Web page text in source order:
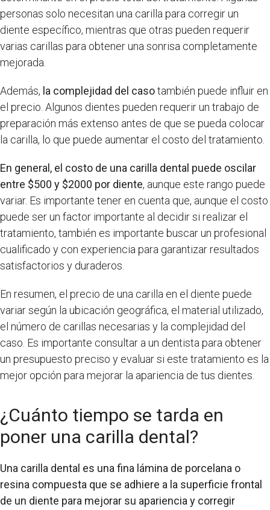
personas solo necesitan una carilla para corregir un
diente específico, mientras que otras pueden requerir
varias carillas para obtener una sonrisa completamente
mejorada.
Además, la complejidad del casotambién puede influir en
el precio. Algunos dientes pueden requerir un trabajo de
preparación más extenso antes de que se pueda colocar
la carilla, lo que puede aumentar el costo del tratamiento.
En general, el costo de una carilla dental puede oscilar
entre $500 y $2000 por diente, aunque este rango puede
variar. Es importante tener en cuenta que, aunque el costo
puede ser un factor importante al decidir si realizar el
tratamiento, también es importante buscar un profesional
cualificado y con experiencia para garantizar resultados
satisfactorios y duraderos.
En resumen, el precio de una carilla en el diente puede
variar según la ubicación geográfica, el material utilizado,
el número de carillas necesarias y la complejidad del
caso. Es importante consultar a un dentista para obtener
un presupuesto preciso y evaluar si este tratamiento es la
mejor opción para mejorar la apariencia de tus dientes.
¿Cuánto tiempo se tarda en
poner una carilla dental?
Una carilla dental es una fina lámina de porcelana o
resina compuesta que se adhiere a la superficie frontal
de un diente para mejorar su apariencia y corregir